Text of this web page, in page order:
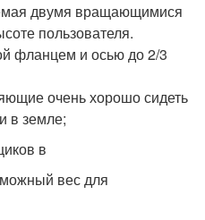
двумя вращающимися
пользователя.
фланцем и осью до 2/3
очень хорошо сидеть
в земле;
в
вес для